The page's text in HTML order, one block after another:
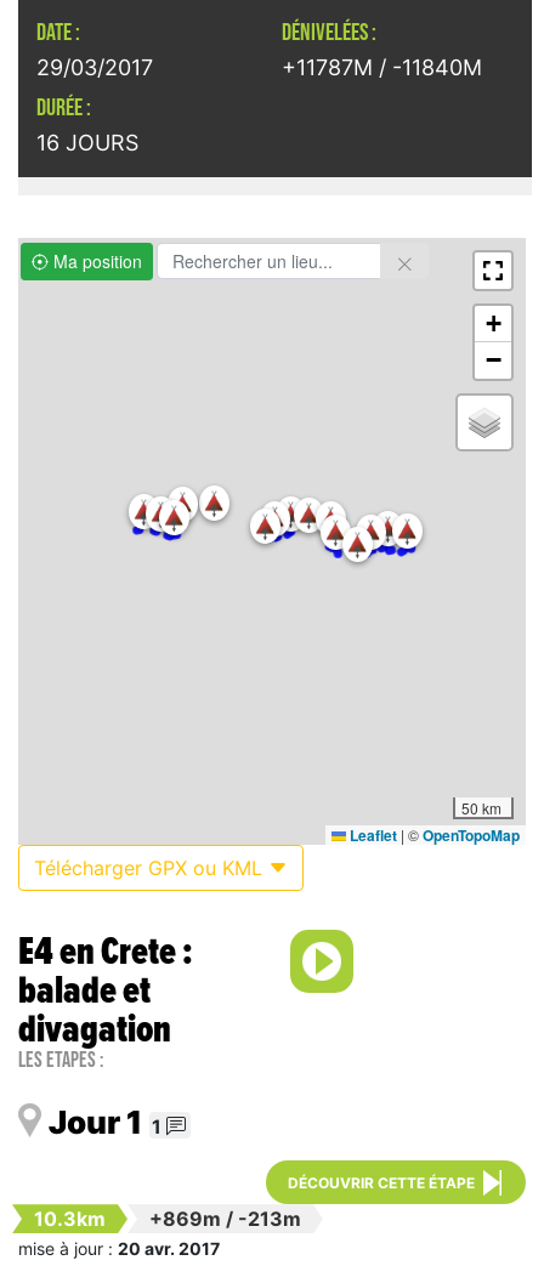
DATE :
29/03/2017
DURÉE :
16 JOURS
DÉNIVELÉES :
+11787M / -11840M
Ma position
+
−
50 km
Leaflet | ©OpenTopoMap
Télécharger GPX ou KML
E4 en Crete :
balade et
divagation
Les étapes :
Jour 1 1
DÉCOUVRIR CETTE ÉTAPE
10.3km +869m / -213m
mise à jour : 20 avr. 2017